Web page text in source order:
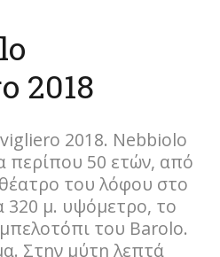
2018
2018. Nebbiolo
περίπου 50 ετών, από
του λόφου στο
320 μ. υψόμετρο, το
του Barolo.
Στην μύτη λεπτά